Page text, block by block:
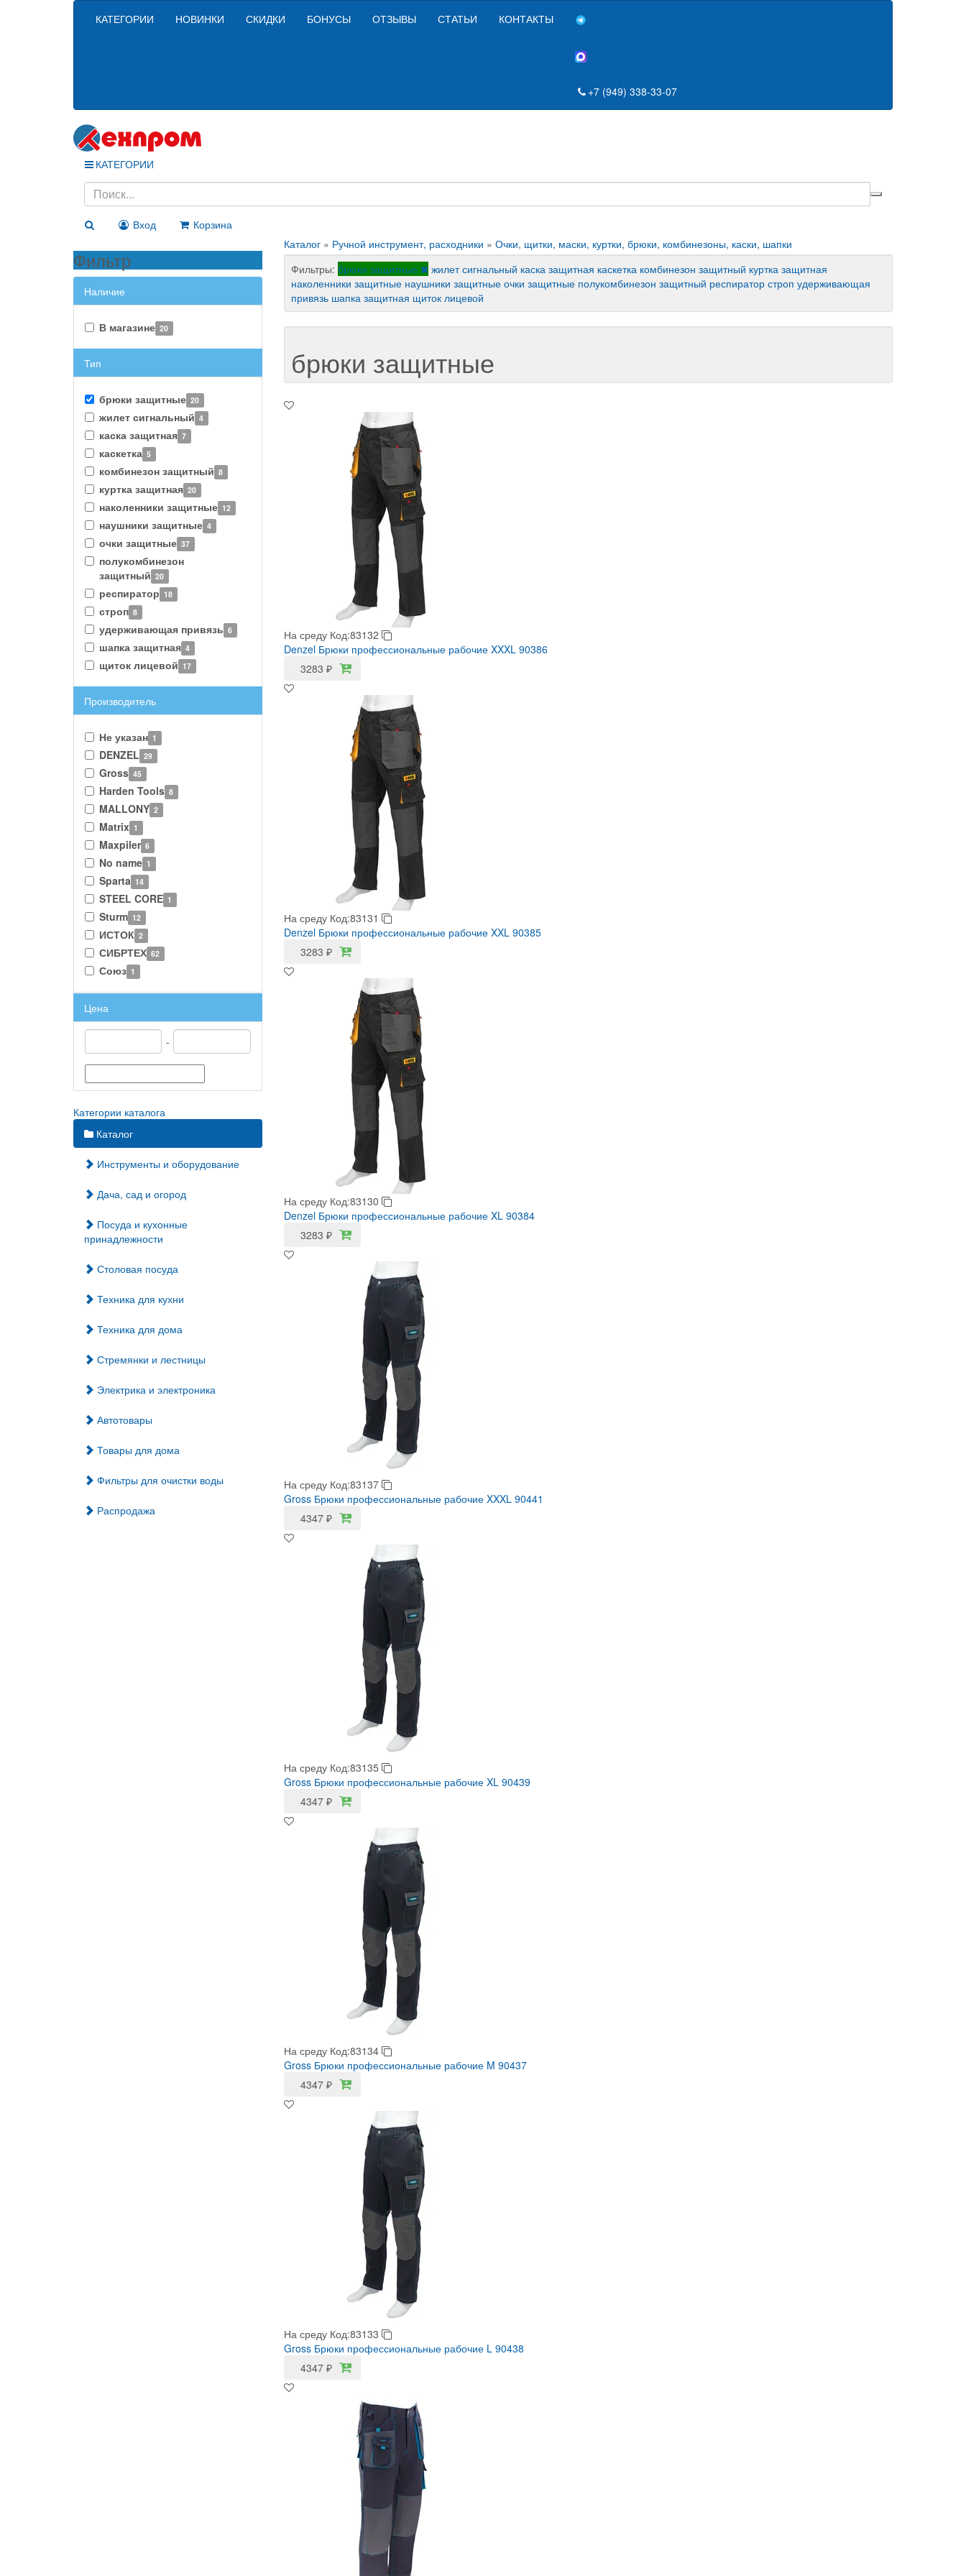
КАТЕГОРИИ НОВИНКИ СКИДКИ БОНУСЫ ОТЗЫВЫ СТАТЬИ КОНТАКТЫ
+7 (949) 338-33-07
КАТЕГОРИИ
Вход Корзина
Фильтр
Наличие
В магазине 20
Тип
брюки защитные 20
жилет сигнальный 4
каска защитная 7
каскетка 5
комбинезон защитный 8
куртка защитная 20
наколенники защитные 12
наушники защитные 4
очки защитные 37
полукомбинезон
защитный 20
респиратор 18
строп 8
удерживающая привязь 6
шапка защитная 4
щиток лицевой 17
Производитель
Не указан 1
DENZEL 29
Gross 45
Harden Tools 8
MALLONY 2
Matrix 1
Maxpiler 6
No name 1
Sparta 14
STEEL CORE 1
Sturm 12
ИСТОК 2
СИБРТЕХ 62
Союз 1
Цена
-
Категории каталога
Каталог
Инструменты и оборудование
Дача, сад и огород
Посуда и кухонные
принадлежности
Столовая посуда
Техника для кухни
Техника для дома
Стремянки и лестницы
Электрика и электроника
Автотовары
Товары для дома
Фильтры для очистки воды
Распродажа
Каталог» Ручной инструмент, расходники » Очки, щитки, маски, куртки, брюки, комбинезоны, каски, шапки
Фильтры: брюки защитные жилет сигнальный каска защитная каскетка комбинезон защитный куртка защитная
наколенники защитные наушники защитные очки защитные полукомбинезон защитный респиратор строп удерживающая
привязь шапка защитная щиток лицевой
брюки защитные
На среду Код:83132
Denzel Брюки профессиональные рабочие XXXL 90386
3283 ₽
На среду Код:83131
Denzel Брюки профессиональные рабочие XXL 90385
3283 ₽
На среду Код:83130
Denzel Брюки профессиональные рабочие XL 90384
3283 ₽
На среду Код:83137
Gross Брюки профессиональные рабочие XXXL 90441
4347₽
На среду Код:83135
Gross Брюки профессиональные рабочие XL 90439
4347₽
На среду Код:83134
Gross Брюки профессиональные рабочие M 90437
4347₽
На среду Код:83133
Gross Брюки профессиональные рабочие L 90438
4347₽